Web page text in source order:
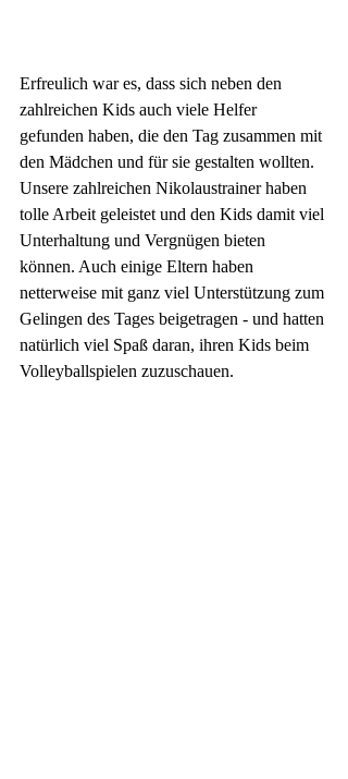
Erfreulich war es, dass sich neben den
zahlreichen Kids auch viele Helfer
gefunden haben, die den Tag zusammen mit
den Mädchen und für sie gestalten wollten.
Unsere zahlreichen Nikolaustrainer haben
tolle Arbeit geleistet und den Kids damit viel
Unterhaltung und Vergnügen bieten
können. Auch einige Eltern haben
netterweise mit ganz viel Unterstützung zum
Gelingen des Tages beigetragen - und hatten
natürlich viel Spaß daran, ihren Kids beim
Volleyballspielen zuzuschauen.